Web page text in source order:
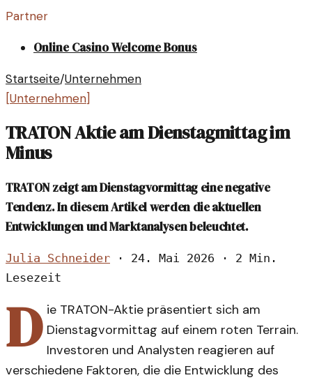
Partner
Online Casino Welcome Bonus
Startseite/Unternehmen
[Unternehmen]
TRATON Aktie am Dienstagmittag im
Minus
TRATON zeigt am Dienstagvormittag eine negative
Tendenz. In diesem Artikel werden die aktuellen
Entwicklungen und Marktanalysen beleuchtet.
Julia Schneider · 24. Mai 2026 · 2 Min.
Lesezeit
D ie TRATON-Aktie präsentiert sich am
Dienstagvormittag auf einem roten Terrain.
Investoren und Analysten reagieren auf
verschiedene Faktoren, die die Entwicklung des